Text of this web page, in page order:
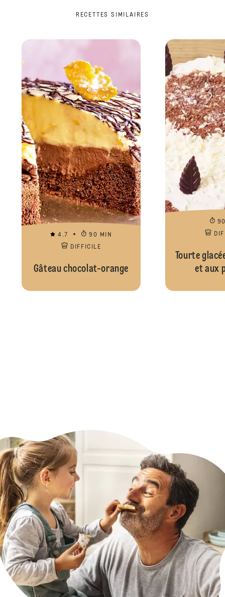
RECETTES SIMILAIRES
4.7
90 MIN
DIFFICILE
Gâteau chocolat-orange
Tourte
et aux